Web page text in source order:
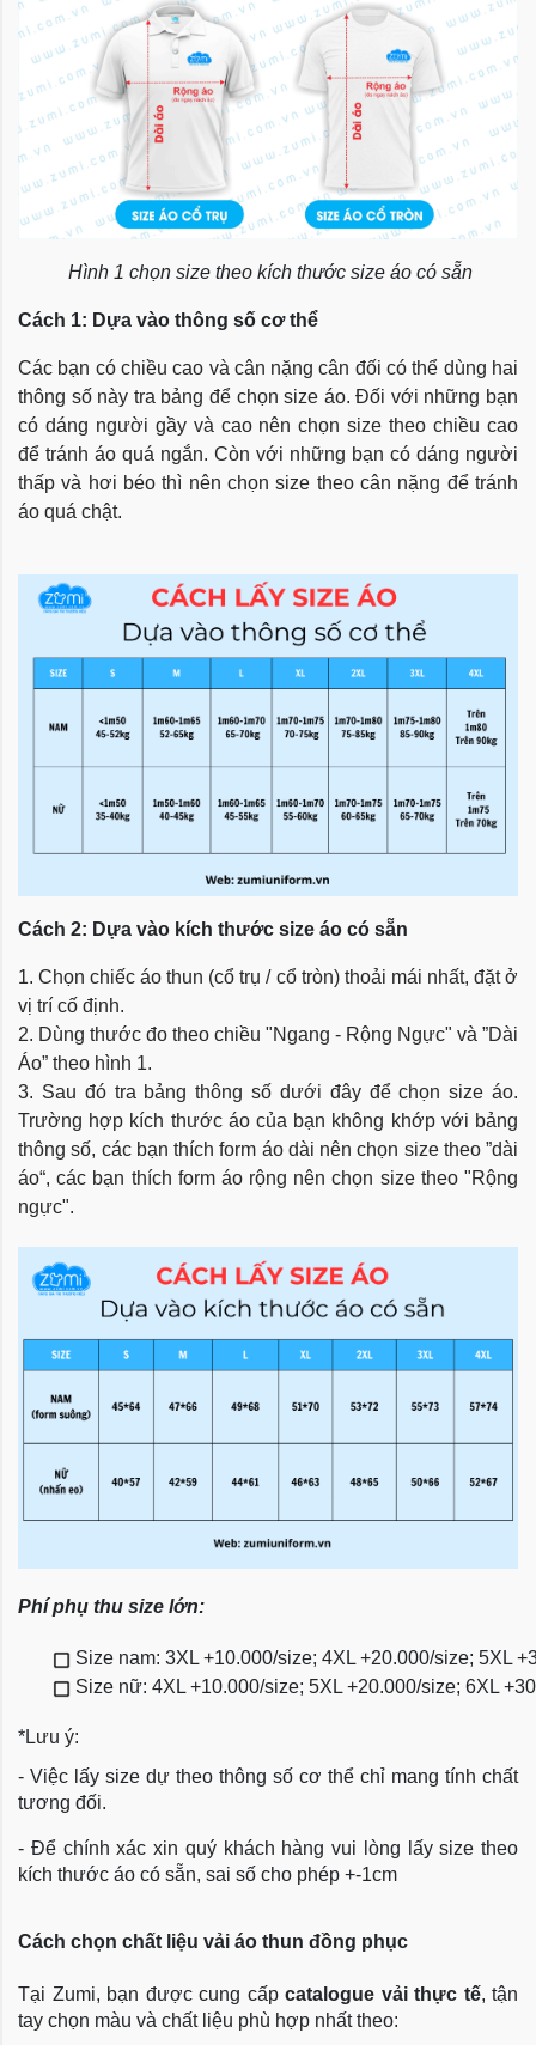
Hình 1 chọn size theo kích thước size áo có sẵn
Cách 1: Dựa vào thông số cơ thể
Các bạn có chiều cao và cân nặng cân đối có thể dùng hai
thông số này tra bảng để chọn size áo. Đối với những bạn
có dáng người gầy và cao nên chọn size theo chiều cao
để tránh áo quá ngắn. Còn với những bạn có dáng người
thấp và hơi béo thì nên chọn size theo cân nặng để tránh
áo quá chật.
Cách 2: Dựa vào kích thước size áo có sẵn
1. Chọn chiếc áo thun (cổ trụ / cổ tròn) thoải mái nhất, đặt ở
vị trí cố định.
2. Dùng thước đo theo chiều "Ngang - Rộng Ngực" và ”Dài
Áo” theo hình 1.
3. Sau đó tra bảng thông số dưới đây để chọn size áo.
Trường hợp kích thước áo của bạn không khớp với bảng
thông số, các bạn thích form áo dài nên chọn size theo ”dài
áo“, các bạn thích form áo rộng nên chọn size theo "Rộng
ngực".
Phí phụ thu size lớn:
Size nam: 3XL +10.000/size; 4XL +20.000/size; 5XL
Size nữ: 4XL +10.000/size; 5XL +20.000/size; 6XL
*Lưu ý:
- Việc lấy size dự theo thông số cơ thể chỉ mang tính chất
tương đối.
- Để chính xác xin quý khách hàng vui lòng lấy size theo
kích thước áo có sẵn, sai số cho phép +-1cm
Cách chọn chất liệu vải áo thun đồng phục
Tại Zumi, bạn được cung cấp catalogue vải thực tế, tận
tay chọn màu và chất liệu phù hợp nhất theo: